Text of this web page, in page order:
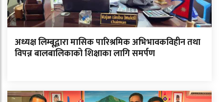
अध्यक्ष लिम्बूद्वारा मासिक पारिश्रमिक अभिभावकविहीन तथा
विपन्न बालबालिकाको शिक्षाका लागि समर्पण